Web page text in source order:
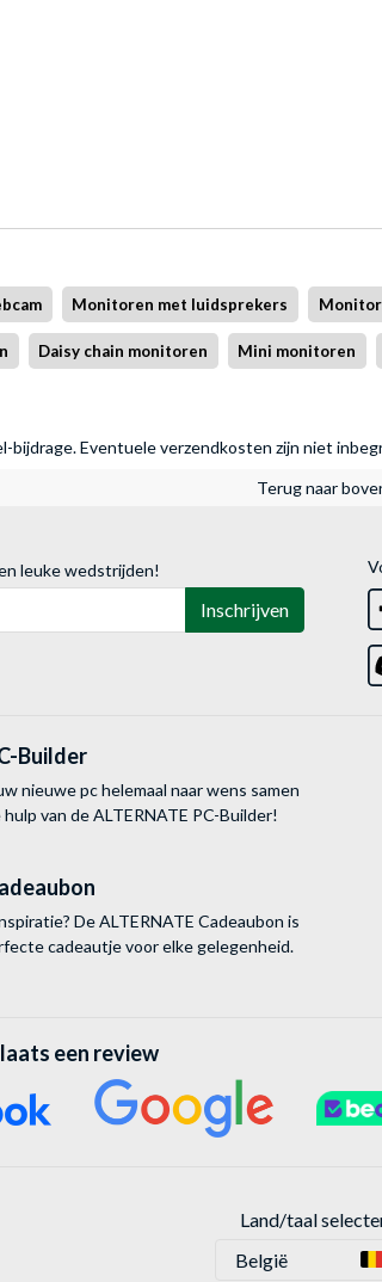
Monitoren met luidsprekers
Daisy chain monitoren Mini monitoren
bijdrage. Eventuele verzendkosten zijn niet
Terug naar
leuke wedstrijden!
Inschrijven
Builder
nieuwe pc helemaal naar wens samen
van de ALTERNATE PC-Builder!
De ALTERNATE Cadeaubon is
cadeautje voor elke gelegenheid.
een review
Land/taal